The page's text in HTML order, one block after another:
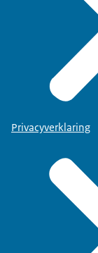
Privacyverklaring